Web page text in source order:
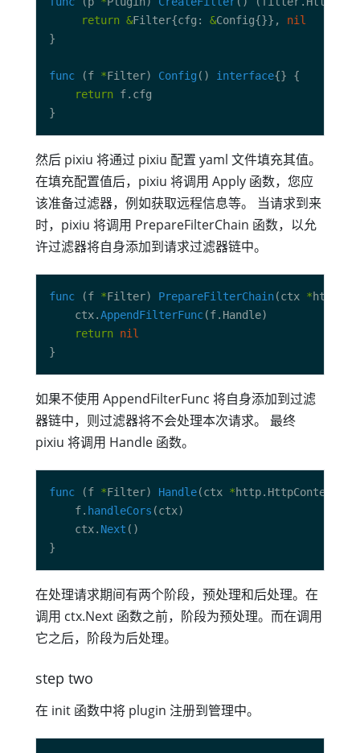
return &Filter{cfg: &Config{}}, nil
func (f *Filter) Config () interface
return
然后 pixiu 将通过 pixiu 配置 yaml 文件填充其值。
在填充配置值后，pixiu 将调用 Apply 函数，您应
该准备过滤器，例如获取远程信息等。 当请求到来
时，pixiu 将调用 PrepareFilterChain 函数，以允
许过滤器将自身添加到请求过滤器链中。
func (f *Filter) PrepareFilterChain(ctx *
	ctx.
AppendFilterFunc
return
nil
如果不使用 AppendFilterFunc 将自身添加到过滤
器链中，则过滤器将不会处理本次请求。 最终
pixiu 将调用 Handle 函数。
func (f *Filter) Handle(ctx *
	f.
handleCors
	ctx.
Next
在处理请求期间有两个阶段，预处理和后处理。在
调用 ctx.Next 函数之前，阶段为预处理。而在调用
它之后，阶段为后处理。
step two
在 init 函数中将 plugin 注册到管理中。